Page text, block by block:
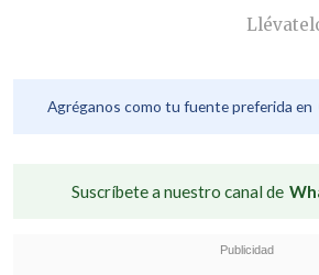
Agréganos como tu fuente preferida en
Suscríbete a nuestro canal de